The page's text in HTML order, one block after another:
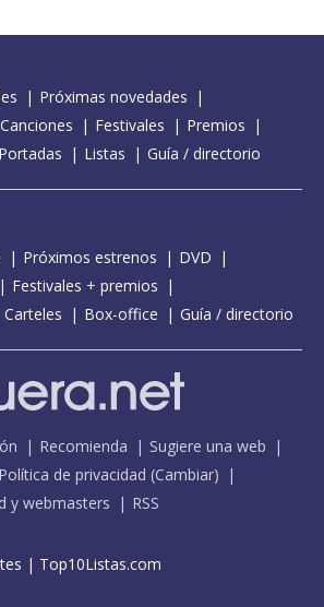
Próximas novedades
Canciones Festivales
Premios
Portadas Listas Guía / directorio
Próximos estrenos
DVD
Festivales + premios
Carteles Box-office Guía / directorio
Recomienda
Sugiere una web
Política de privacidad (Cambiar)
y webmasters RSS
| Top10Listas.com